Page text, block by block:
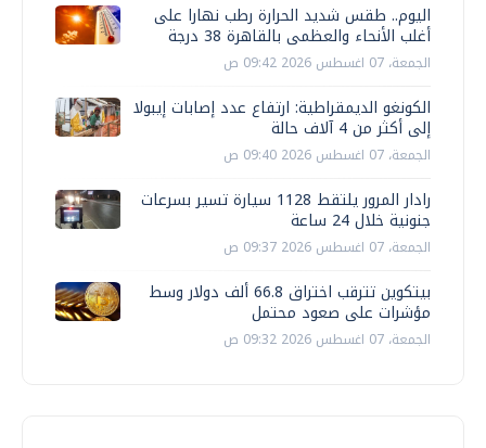
اليوم.. طقس شديد الحرارة رطب نهارا على
أغلب الأنحاء والعظمى بالقاهرة 38 درجة
الجمعة، 07 اغسطس 2026 09:42 ص
الكونغو الديمقراطية: ارتفاع عدد إصابات إيبولا
إلى أكثر من 4 آلاف حالة
الجمعة، 07 اغسطس 2026 09:40 ص
رادار المرور يلتقط 1128 سيارة تسير بسرعات
جنونية خلال 24 ساعة
الجمعة، 07 اغسطس 2026 09:37 ص
بيتكوين تترقب اختراق 66.8 ألف دولار وسط
مؤشرات على صعود محتمل
الجمعة، 07 اغسطس 2026 09:32 ص